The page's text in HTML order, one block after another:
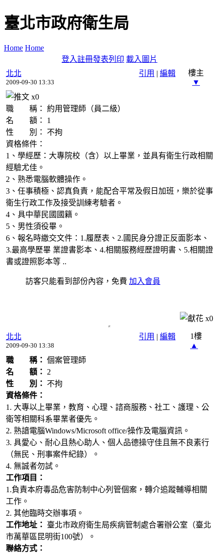
臺北市政府衛生局
Home Home
登入註冊發表列印 載入圖片
引用 | 編輯
北北
2009-09-30 13:33
樓主
▼
x0
職 稱： 約用管理師（員二級）
名 額： 1
性 別： 不拘
資格條件：
1、學經歷：大專院校（含）以上畢業，並具有衛生行政相關
經驗尤佳。
2、熟悉電腦軟體操作。
3、任事積極、認真負責，能配合平常及假日加班，樂於從事
衛生行政工作及接受訓練考驗者。
4、具中華民國國籍。
5、男性須役畢。
6、報名時繳交文件：1.履歷表、2.國民身分證正反面影本、
3.最高學歷畢 業證書影本、4.相關服務經歷證明書、5.相關證
書或證照影本等 ..
訪客只能看到部份內容，免費 加入會員
x0
引用 | 編輯
北北
2009-09-30 13:38
1樓
▲
職 稱： 個案管理師
名 額： 2
性 別： 不拘
資格條件：
1. 大專以上畢業，教育、心理、諮商服務、社工、護理、公
衛等相關科系畢業者優先。
2. 熟諳電腦Windows/Microsoft office/操作及電腦資訊。
3. 具愛心、耐心且熱心助人、個人品德操守佳且無不良素行
（無民、刑事案件紀錄）。
4. 無誠者勿試。
工作項目：
1.負責本府毒品危害防制中心列管個案，轉介追蹤輔導相關
工作。
2. 其他臨時交辦事項。
工作地址： 臺北市政府衛生局疾病管制處合署辦公室（臺北
市萬華區昆明街100號）。
聯絡方式：